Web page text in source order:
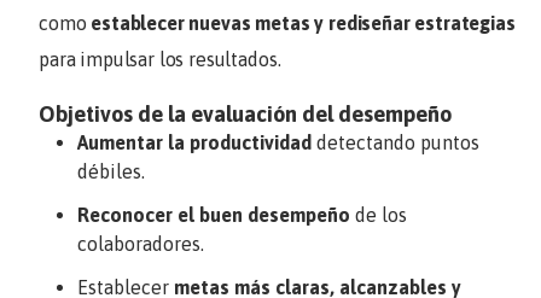
como establecer nuevas metas y rediseñar estrategias
para impulsar los resultados.
Objetivos de la evaluación del desempeño
Aumentar la productividad detectando puntos
débiles.
Reconocer el buen desempeño de los
colaboradores.
Establecer metas más claras, alcanzables y